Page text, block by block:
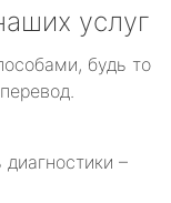
услуг
будь то
–